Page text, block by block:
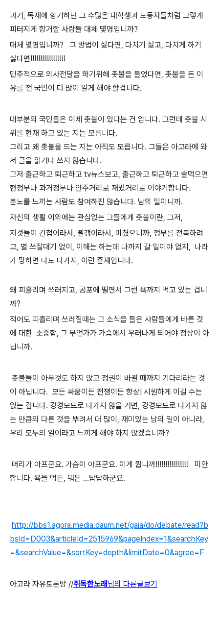
과거, 독재에 항거하던 그 수많은 대학생과 노동자들처럼 그렇게
피터지게 항거할 사람들 대체 몇명입니까?
대체 몇명입니까? 그 방법이 싫다면, 다치기 싫고, 다치게 하기
싫다면!!!!!!!!!!!!!!!!!!
민주적으로 의사전달을 하기위해 촛불을 들었다면, 촛불을 든 이
유를 전 국민이 더 많이 알게 해야 할겁니다.
대부분의 국민들은 이제 촛불이 있다는 건 압니다. 그런데 촛불 시
위를 현재 하고 있는 지는 모릅니다.
그리고 왜 촛불을 드는 지는 아직도 모릅니다. 그들은 아고라에 와
서 글을 읽거나 쓰지 않습니다.
그저 출근하고 퇴근하고 tv뉴스보고, 출근하고 퇴근하고 술먹으면
현정부나 과거정부나 안주거리로 재밌거리로 이야기합니다.
분노를 느끼는 사람도 참여하진 않습니다. 남의 일이니까.
자신의 생활 이외에는 관심없는 그들에게 촛불이란, 그저,
저것들이 간첩이라서, 빨갱이라서, 미쳤으니까, 정부를 전복하려
고, 별 쓰잘대기 없이, 이해는 하는데 나까지 갈 일이야 없지, 나라
가 망하면 나도 나가지, 이런 존재입니다.
왜 피흘리며 쓰러지고, 공포에 떨면서 그런 욕까지 먹고 있는 겁니
까?
적어도 피흘리며 쓰러질때는 그 소식을 들은 사람들에게 바른 것
에 대한 소중함, 그 무언가가 가슴에서 우러나게 되어야 정상이 아
닙니까.
촛불들이 아무것도 하지 않고 정권이 바뀔 때까지 기다리라는 것
이 아닙니다. 모든 싸움이든 전쟁이든 항상! 시원하게 이길 수는
없는 겁니다. 강경모드로 나가지 않을 거면, 강경모드로 나가지 않
는 만큼의 다른 것을 뿌려서 더 많이, 재미있는 남의 일이 아니라,
우리 모두의 일이라고 느끼게 해야 하지 않겠습니까?
머리가 아프군요. 가슴이 아프군요. 이게 뭡니까!!!!!!!!!!!!!!!!! 미안
합니다. 욕을 먹든, 뭐든 ...답답하군요.
http://bbs1.agora.media.daum.net/gaia/do/debate/read?b
bsId=D003&articleId=2515969&pageIndex=1&searchKey
=&searchValue=&sortKey=depth&limitDate=0&agree=F
아고라 자유토론방 //쥐독한노래 님의 다른글보기